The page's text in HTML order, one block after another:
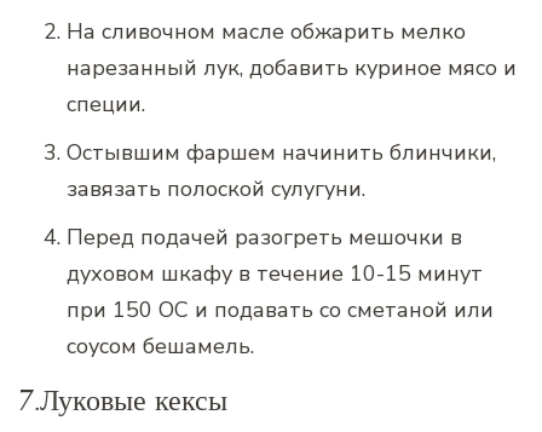
На сливочном масле обжарить мелко
нарезанный лук, добавить куриное мясо и
специи.
Остывшим фаршем начинить блинчики,
завязать полоской сулугуни.
Перед подачей разогреть мешочки в
духовом шкафу в течение 10-15 минут
при 150 ОС и подавать со сметаной или
соусом бешамель.
7.Луковые кексы